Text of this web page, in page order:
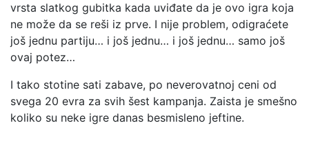
vrsta slatkog gubitka kada uviđate da je ovo igra koja
ne može da se reši iz prve. I nije problem, odigraćete
još jednu partiju… i još jednu… i još jednu… samo još
ovaj potez…
I tako stotine sati zabave, po neverovatnoj ceni od
svega 20 evra za svih šest kampanja. Zaista je smešno
koliko su neke igre danas besmisleno jeftine.